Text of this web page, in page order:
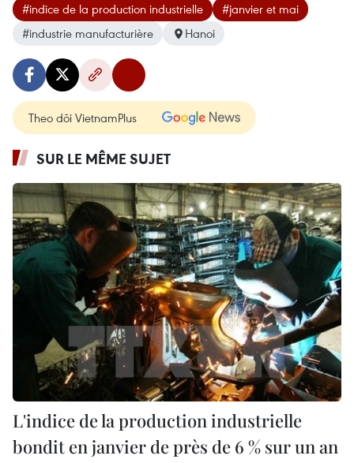
#indice de la production industrielle
#janvier et mai
#industrie manufacturière
Hanoi
Theo dõi VietnamPlus
SUR LE MÊME SUJET
L'indice de la production industrielle
bondit en janvier de près de 6 % sur un an